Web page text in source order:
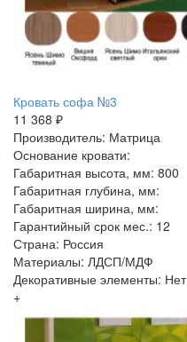
Кровать софа №3
11 368 ₽
Производитель: Матрица
Основание кровати:
Габаритная высота, мм: 800
Габаритная глубина, мм:
Габаритная ширина, мм:
Гарантийный срок мес.: 12
Страна: Россия
Материалы: ЛДСП/МДФ
Декоративные элементы: Нет
+